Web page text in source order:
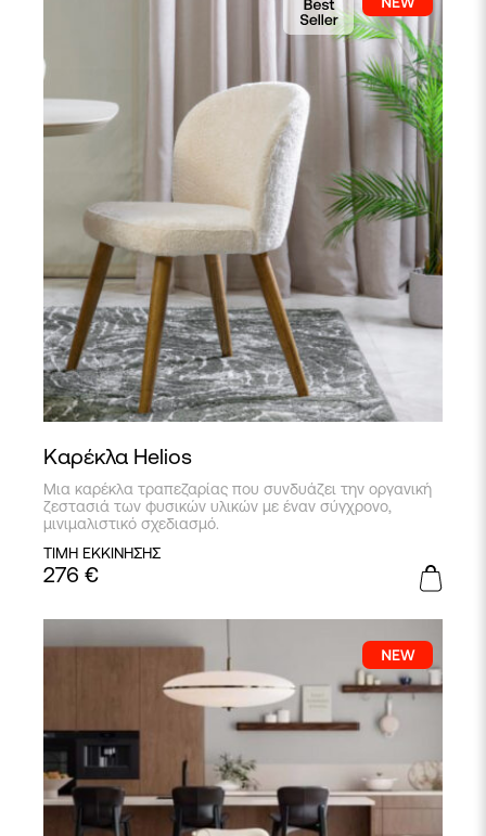
Καρέκλα Helios
Μια καρέκλα τραπεζαρίας που συνδυάζει την οργανική
ζεστασιά των φυσικών υλικών με έναν σύγχρονο,
μινιμαλιστικό σχεδιασμό.
ΤΙΜΗ ΕΚΚΙΝΗΣΗΣ
276 €